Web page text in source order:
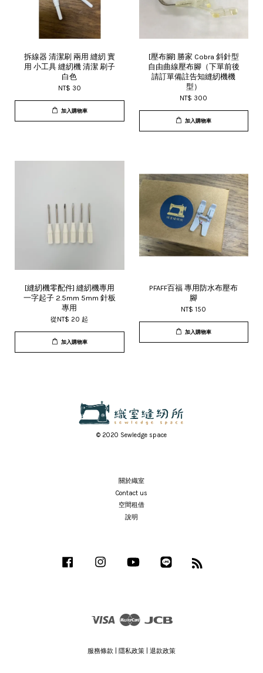
拆線器 清潔刷 兩用 縫紉 實
用 小工具 縫紉機 清潔 刷子
白色
NT$ 30
加入購物車
[壓布腳] 勝家 Cobra 斜針型
自由曲線壓布腳（下單前後
請訂單備註告知縫紉機機
型）
NT$ 300
加入購物車
[縫紉機零配件] 縫紉機專用
一字起子 2.5mm 5mm 針板
專用
從NT$ 20起
加入購物車
PFAFF百福 專用防水布壓布
腳
NT$ 150
加入購物車
© 2020 Sewledge space
關於織室
Contact us
空間租借
說明
Facebook Instagram YouTube
Visa Master
服務條款 隱私政策 退款政策